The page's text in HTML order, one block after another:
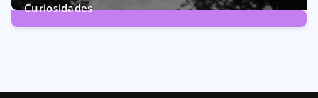
Curiosidades